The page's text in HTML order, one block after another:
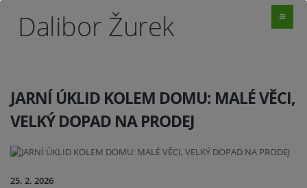
Dalibor Žurek
JARNÍ ÚKLID KOLEM DOMU: MALÉ VĚCI,
VELKÝ DOPAD NA PRODEJ
25. 2. 2026